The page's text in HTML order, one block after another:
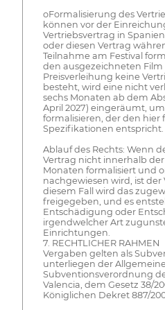
oFormalisierung des
können vor der
Vertriebsvertrag in
oder diesen Vertrag
Teilnahme am Festival
den ausgezeichneten
Preisverleihung keine
besteht, wird eine nicht
sechs Monaten ab dem
April 2027) eingeräumt,
formalisieren, der den hier
Spezifikationen entspricht.
Ablauf des Rechts: Wenn
Vertrag nicht innerhalb der
Monaten formalisiert und
nachgewiesen wird, ist der
diesem Fall wird das
freigegeben, und es
Entschädigung oder
irgendwelcher Art
Einrichtungen.
7. RECHTLICHER RAHMEN
Vergaben gelten als
unterliegen der
Subventionsverordnung
Valencia, dem Gesetz 38/
Königlichen Dekret 887/